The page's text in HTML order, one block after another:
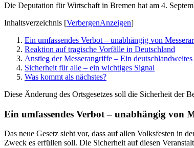
Die Deputation für Wirtschaft in Bremen hat am 4.
Inhaltsverzeichnis [VerbergenAnzeigen]
Ein umfassendes Verbot – unabhängig von
Reaktion auf tragische Vorfälle in Deutschland
Anstieg der Messerangriffe – Ein
Sicherheit für alle – ein wichtiges Signal
Was kommt als nächstes?
Diese Änderung des Ortsgesetzes soll die Sicherheit der
Ein umfassendes Verbot – unabhängig von
Das neue Gesetz sieht vor, dass auf allen Volksfesten in
Zweck es erfüllen soll. Die Sicherheit auf diesen